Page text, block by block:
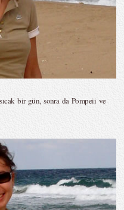
bir gün, sonra da Pompeii ve